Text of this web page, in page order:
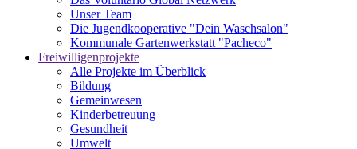
Unser Team
Die Jugendkooperative "Dein Waschsalon"
Kommunale Gartenwerkstatt "Pacheco"
Freiwilligenprojekte
Alle Projekte im Überblick
Bildung
Gemeinwesen
Kinderbetreuung
Gesundheit
Umwelt